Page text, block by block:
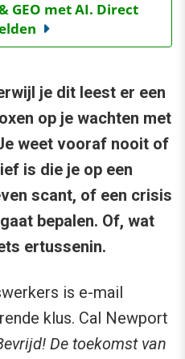
GEO met AI. Direct
je dit leest er een
op je wachten met
weet vooraf nooit of
is die je op een
scant, of een crisis
bepalen. Of, wat
ertussenin.
is e-mail
klus. Cal Newport
De toekomst van